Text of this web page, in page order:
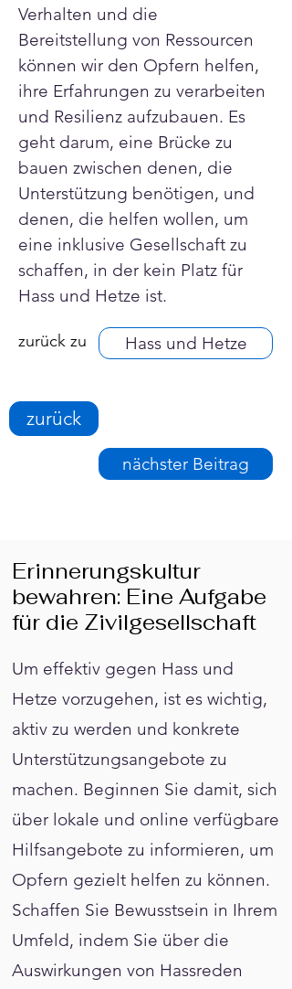
Verhalten und die
Bereitstellung von Ressourcen
können wir den Opfern helfen,
ihre Erfahrungen zu verarbeiten
und Resilienz aufzubauen. Es
geht darum, eine Brücke zu
bauen zwischen denen, die
Unterstützung benötigen, und
denen, die helfen wollen, um
eine inklusive Gesellschaft zu
schaffen, in der kein Platz für
Hass und Hetze ist.
zurück zu Hass und Hetze
zurück
nächster Beitrag
Erinnerungskultur
bewahren: Eine Aufgabe
für die Zivilgesellschaft
Um effektiv gegen Hass und
Hetze vorzugehen, ist es wichtig,
aktiv zu werden und konkrete
Unterstützungsangebote zu
machen. Beginnen Sie damit, sich
über lokale und online verfügbare
Hilfsangebote zu informieren, um
Opfern gezielt helfen zu können.
Schaffen Sie Bewusstsein in Ihrem
Umfeld, indem Sie über die
Auswirkungen von Hassreden